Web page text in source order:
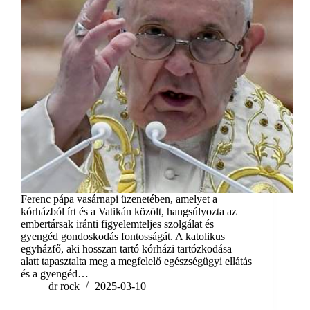
Ferenc pápa vasárnapi üzenetében, amelyet a
kórházból írt és a Vatikán közölt, hangsúlyozta az
embertársak iránti figyelemteljes szolgálat és
gyengéd gondoskodás fontosságát. A katolikus
egyházfő, aki hosszan tartó kórházi tartózkodása
alatt tapasztalta meg a megfelelő egészségügyi ellátás
és a gyengéd…
dr rock
2025-03-10